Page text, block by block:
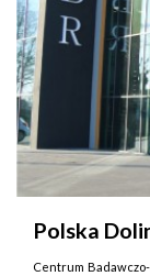
Polska
Centrum